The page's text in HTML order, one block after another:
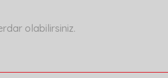
olabilirsiniz.